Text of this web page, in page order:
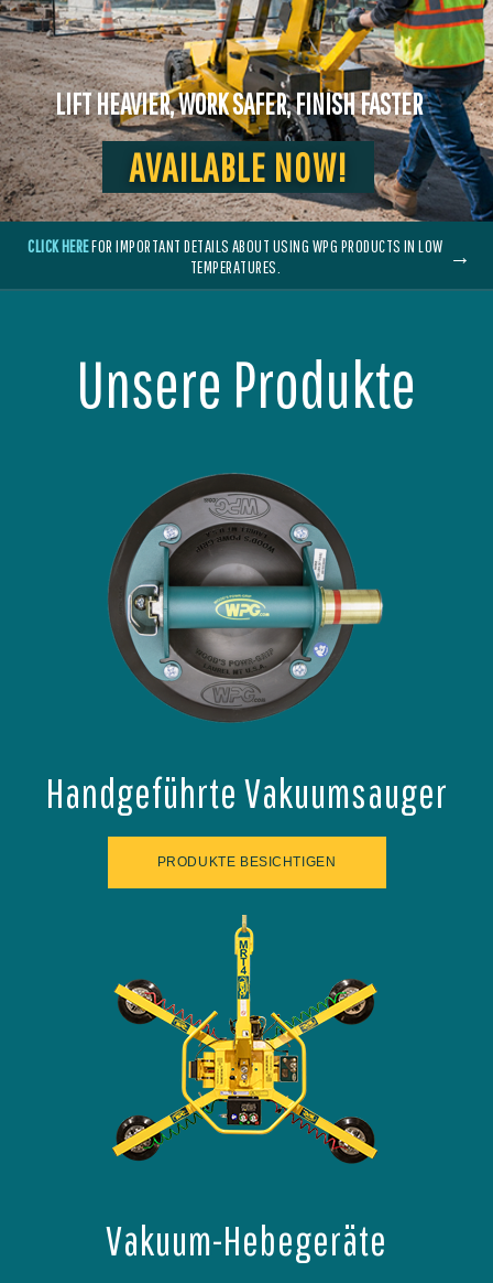
LIFT HEAVIER, WORK SAFER, FINISH FASTER
AVAILABLE NOW!
CLICK HEREFOR IMPORTANT DETAILS ABOUT USING WPG PRODUCTS IN LOW
TEMPERATURES.
→
Unsere Produkte
Handgeführte Vakuumsauger
PRODUKTE BESICHTIGEN
Vakuum-Hebegeräte